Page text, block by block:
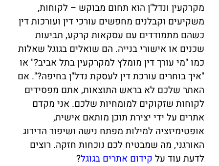
מקרקעין ונדל"ן הוא תחום מבוקש – לקוחות,
משקיעים וקבלנים מחפשים עורכי דין ועורכות דין
כשהם מתמודדים עם עסקאות קרקע, תביעות
שכנים או אישורי בנייה. הם שואלים בגוגל שאלות
כמו "מי עורך דין מומלץ למקרקעין בתל אביב?" או
"איך בוחרים עורכת דין לעסקת נדל"ן בחיפה?". אם
האתר שלכם לא בראש התוצאות, אתם מפסידים
לקוחות שזקוקים למומחיות שלכם. אני מקדם
אתרים על ידי יצירת תוכן מותאם אישית,
אופטימיזציה למילות מפתח נישה ושיפור הדירוג
האורגני, מה שמבטיח לכם נוכחות חזקה. רוצים
לדעת עוד על קידום אתרים בגוגל?